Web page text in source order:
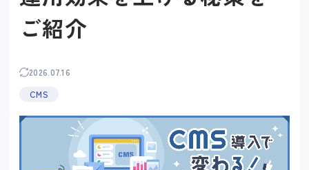
ご紹介
2026.07.16
CMS